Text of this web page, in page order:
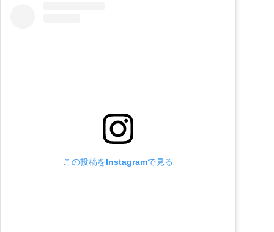
この投稿をInstagramで見る